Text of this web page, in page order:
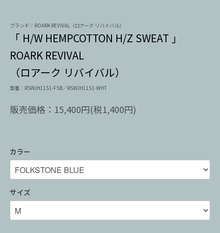
ブランド：ROARK REVIVAL（ロアーク リバイバル）
「 H/W HEMPCOTTON H/Z SWEAT 」
ROARK REVIVAL
（ロアーク リバイバル）
型番：RSWJH1151-FSB／RSWJH1151-WHT
販売価格：15,400円(税1,400円)
カラー
サイズ